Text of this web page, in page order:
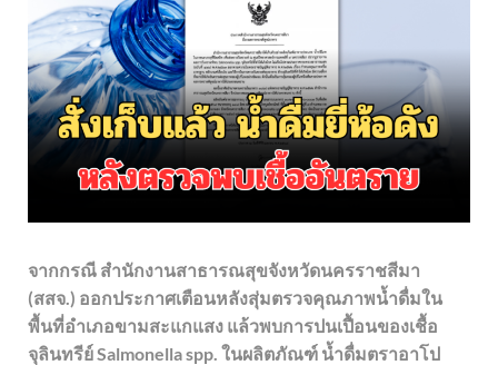
จากกรณี สำนักงานสาธารณสุขจังหวัดนครราชสีมา
(สสจ.) ออกประกาศเตือนหลังสุ่มตรวจคุณภาพน้ำดื่มใน
พื้นที่อำเภอขามสะแกแสง แล้วพบการปนเปื้อนของเชื้อ
จุลินทรีย์ Salmonella spp. ในผลิตภัณฑ์ น้ำดื่มตราอาโป